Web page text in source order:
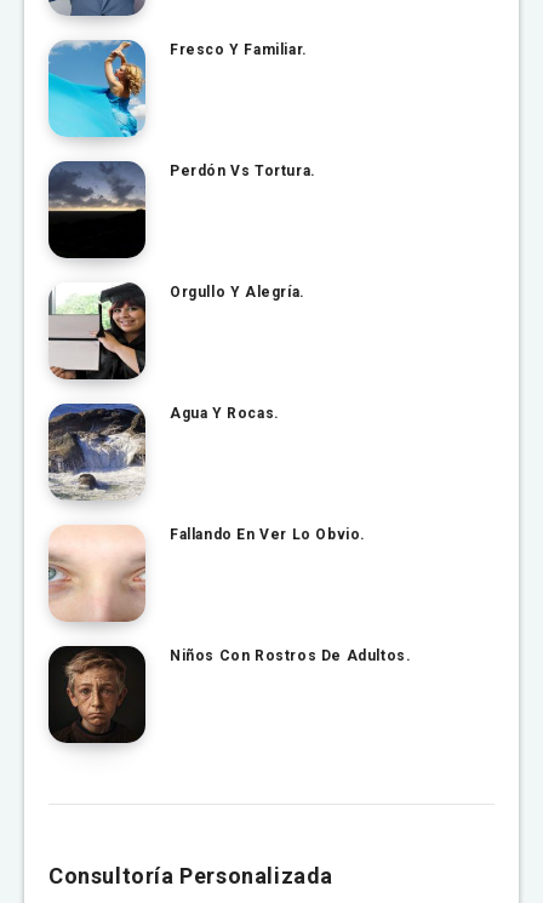
Fresco Y Familiar.
Perdón Vs Tortura.
Orgullo Y Alegría.
Agua Y Rocas.
Fallando En Ver Lo Obvio.
Niños Con Rostros De Adultos.
Consultoría Personalizada